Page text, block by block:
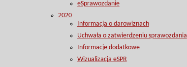
eSprawozdanie
2020
Informacja o darowiznach
Uchwała o zatwierdzeniu sprawozdania
Informacje dodatkowe
Wizualizacja eSPR